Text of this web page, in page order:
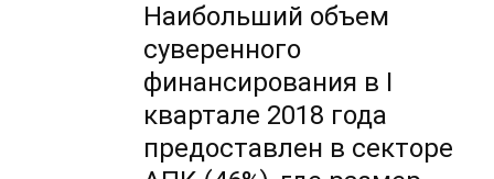
Наибольший объем
суверенного
финансирования в I
квартале 2018 года
предоставлен в секторе